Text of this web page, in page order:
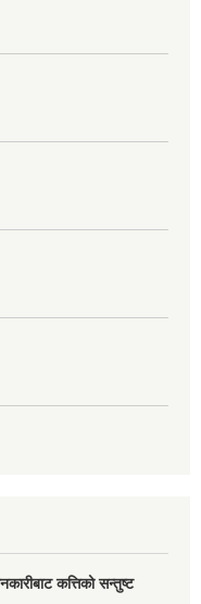
कत्तिको सन्तुष्ट